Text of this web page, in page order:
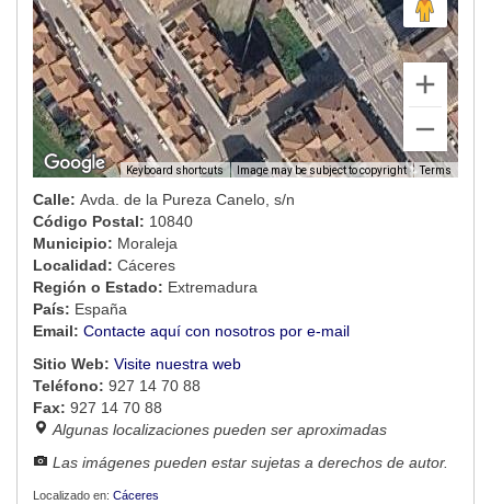
Keyboard shortcuts Image may be subject to copyright Terms
Calle: Avda. de la Pureza Canelo, s/n
Código Postal: 10840
Municipio: Moraleja
Localidad: Cáceres
Región o Estado: Extremadura
País: España
Email: Contacte aquí con nosotros por e-mail
Sitio Web: Visite nuestra web
Teléfono: 927 14 70 88
Fax: 927 14 70 88
Algunas localizaciones pueden ser aproximadas
Las imágenes pueden estar sujetas a derechos de autor.
Localizado en: Cáceres